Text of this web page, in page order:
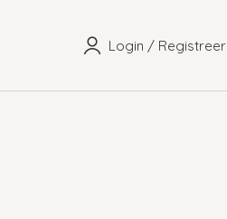
Login / Registreer